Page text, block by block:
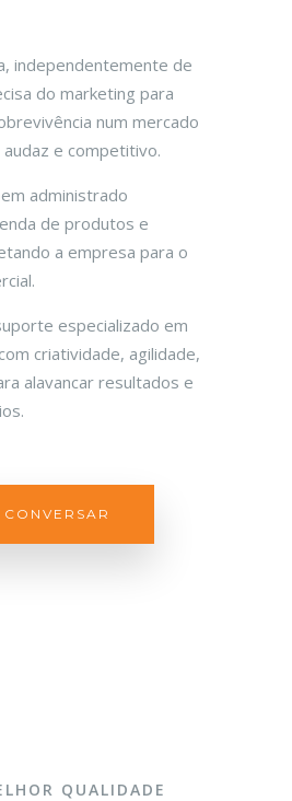
independentemente de
do marketing para
num mercado
audaz e competitivo.
administrado
de produtos e
a empresa para o
especializado em
criatividade, agilidade,
alavancar resultados e
QUALIDADE